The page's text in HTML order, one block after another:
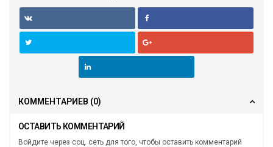
КОММЕНТАРИЕВ (0)
ОСТАВИТЬ КОММЕНТАРИЙ
Войдите через соц. сеть для того, чтобы оставить комментарий